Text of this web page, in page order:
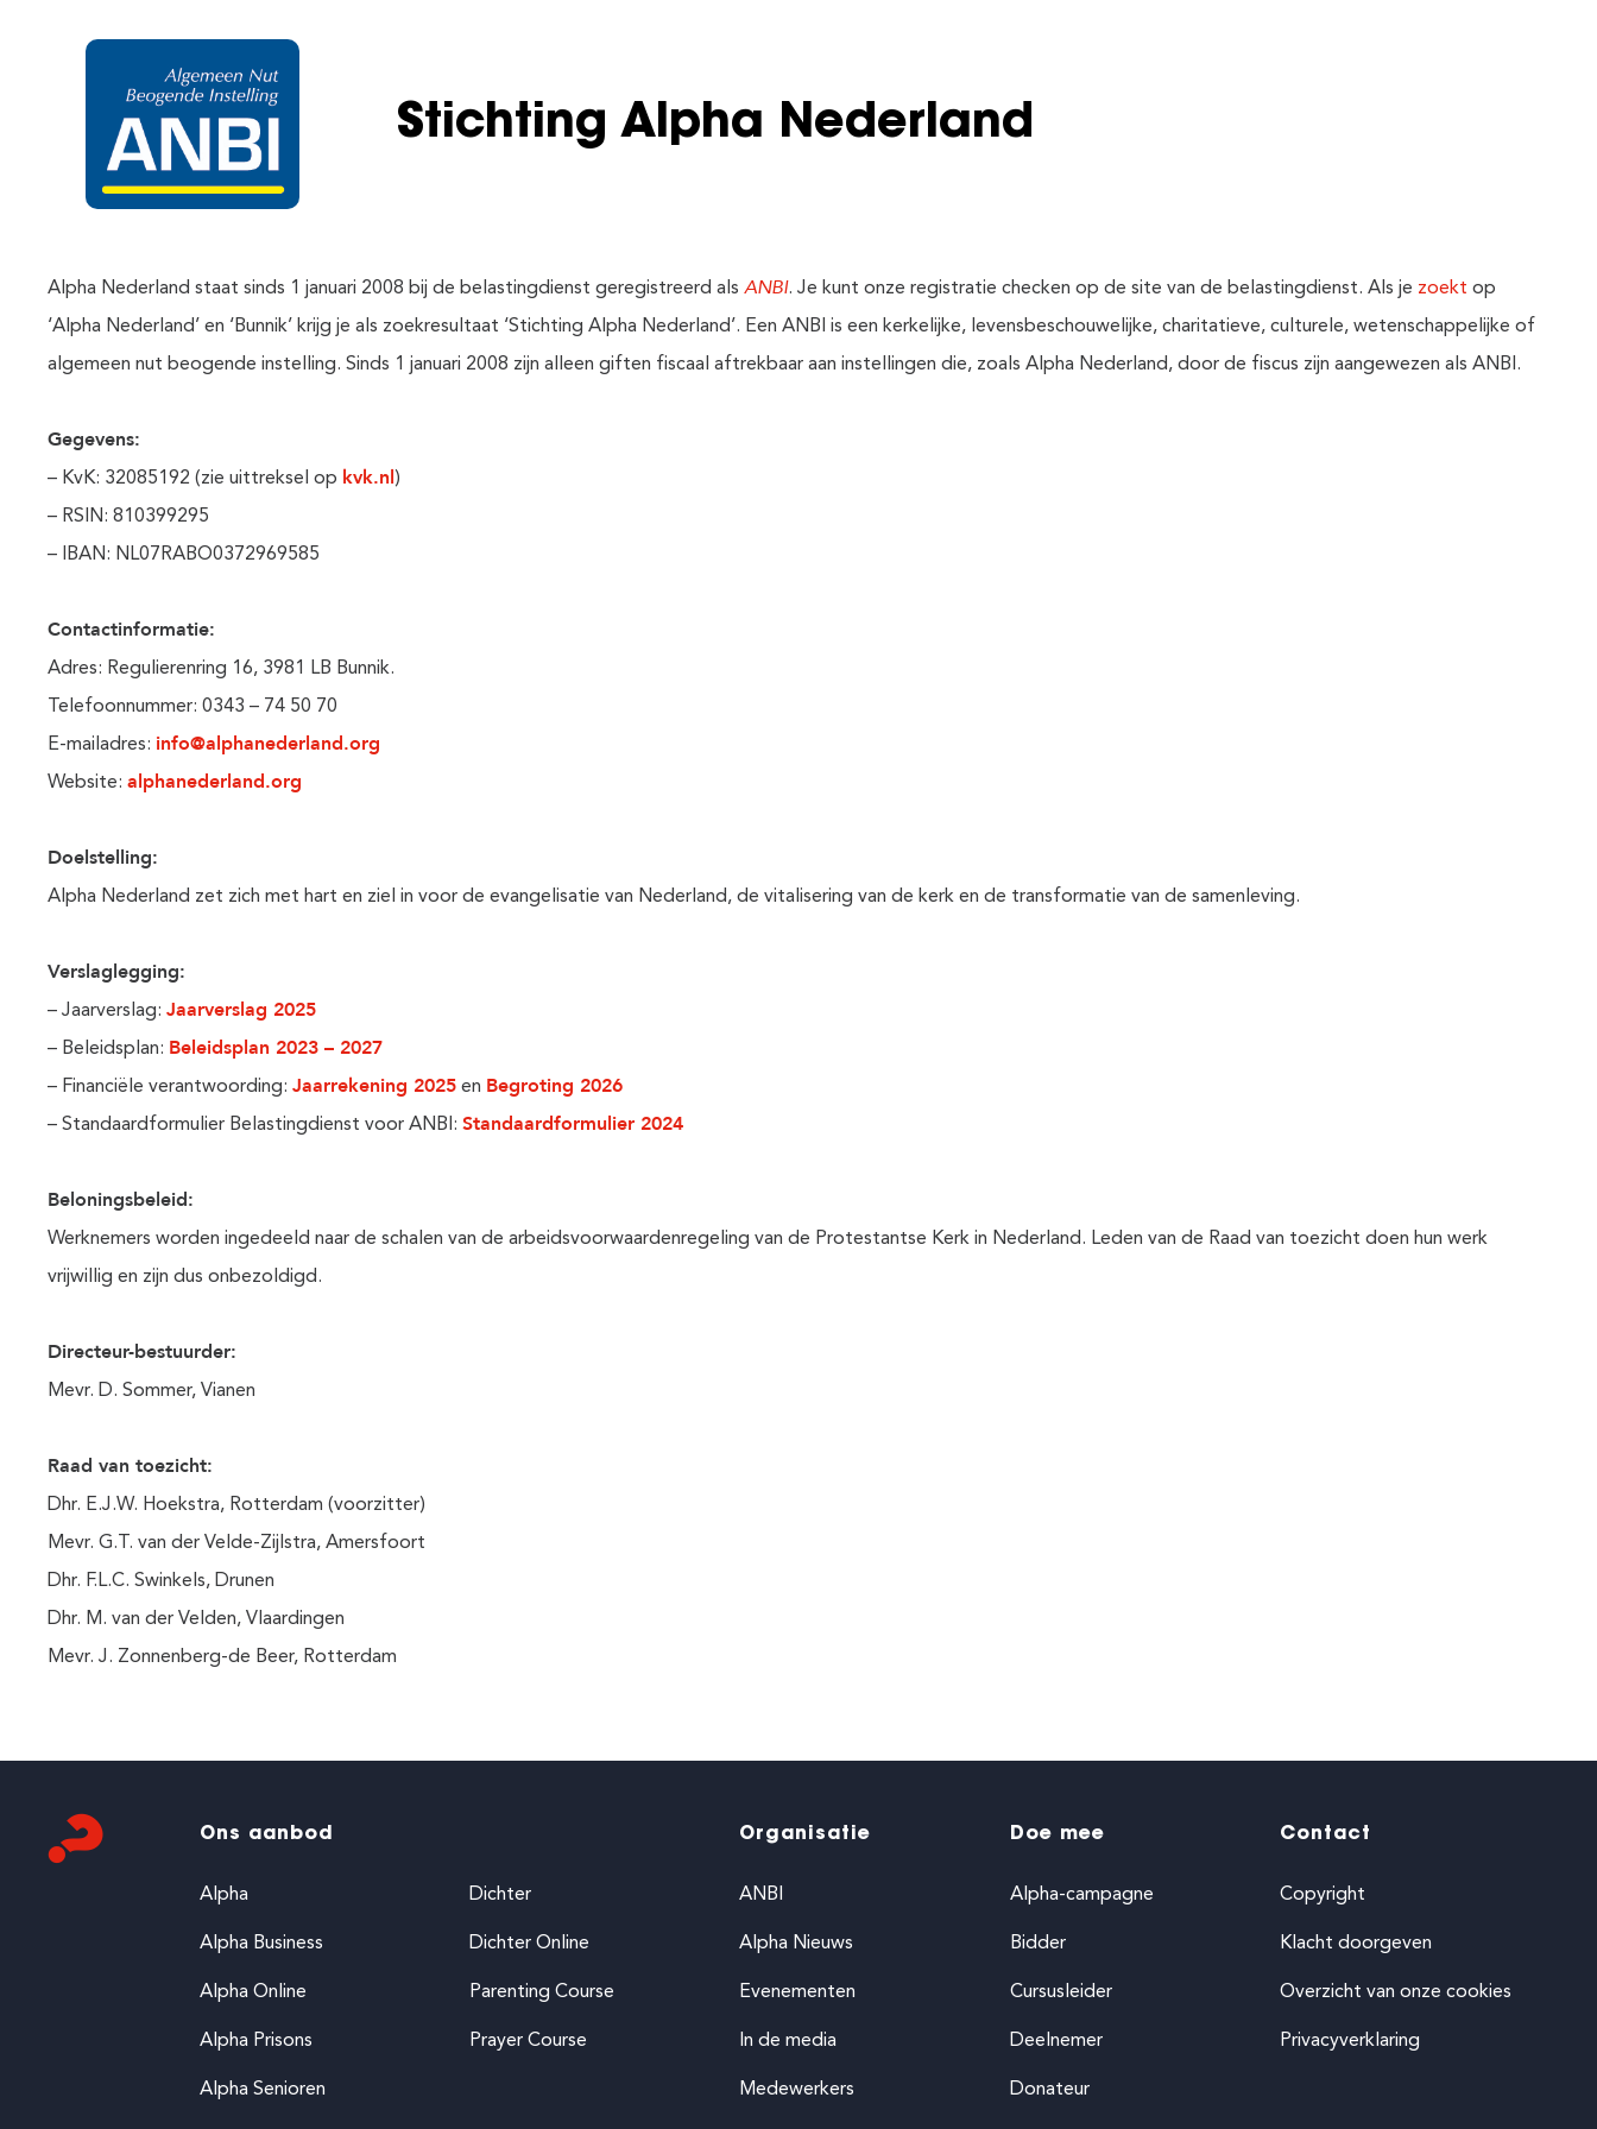
Stichting Alpha Nederland
Alpha Nederland staat sinds 1 januari 2008 bij de belastingdienst geregistreerd alsANBI. Je kunt onze registratie checken op de site van de belastingdienst. Als je zoekt op
‘Alpha Nederland’ en ‘Bunnik’ krijg je als zoekresultaat ‘Stichting Alpha Nederland’. Een ANBI is een kerkelijke, levensbeschouwelijke, charitatieve, culturele, wetenschappelijke of
algemeen nut beogende instelling. Sinds 1 januari 2008 zijn alleen giften fiscaal aftrekbaar aan instellingen die, zoals Alpha Nederland, door de fiscus zijn aangewezen als ANBI.
Gegevens:
– KvK: 32085192 (zie uittreksel op kvk.nl)
– RSIN: 810399295
– IBAN: NL07RABO0372969585
Contactinformatie:
Adres: Regulierenring 16, 3981 LB Bunnik.
Telefoonnummer: 0343 – 74 50 70
E-mailadres: info@alphanederland.org
Website:alphanederland.org
Doelstelling:
Alpha Nederland zet zich met hart en ziel in voor de evangelisatie van Nederland, de vitalisering van de kerk en de transformatie van de samenleving.
Verslaglegging:
– Jaarverslag:Jaarverslag 2025
– Beleidsplan: Beleidsplan 2023 – 2027
– Financiële verantwoording:Jaarrekening 2025 en Begroting 2026
– Standaardformulier Belastingdienst voor ANBI:Standaardformulier 2024
Beloningsbeleid:
Werknemers worden ingedeeld naar de schalen van de arbeidsvoorwaardenregeling van de Protestantse Kerk in Nederland. Leden van de Raad van toezicht doen hun werk
vrijwillig en zijn dus onbezoldigd.
Directeur-bestuurder:
Mevr. D. Sommer, Vianen
Raad van toezicht:
Dhr. E.J.W. Hoekstra, Rotterdam (voorzitter)
Mevr. G.T. van der Velde-Zijlstra, Amersfoort
Dhr. F.L.C. Swinkels, Drunen
Dhr. M. van der Velden, Vlaardingen
Mevr. J. Zonnenberg-de Beer, Rotterdam
Ons aanbod
Alpha
Alpha Business
Alpha Online
Alpha Prisons
Alpha Senioren
Dichter
Dichter Online
Parenting Course
Prayer Course
Organisatie
ANBI
Alpha Nieuws
Evenementen
In de media
Medewerkers
Doe mee
Alpha-campagne
Bidder
Cursusleider
Deelnemer
Donateur
Contact
Copyright
Klacht doorgeven
Overzicht van onze cookies
Privacyverklaring